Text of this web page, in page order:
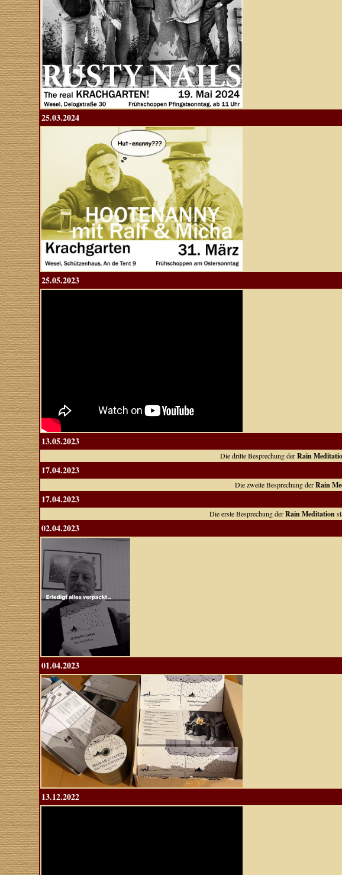
25.03.2024
25.05.2023
13.05.2023
Die dritte Besprechung derRain
17.04.2023
Die zweite Besprechung derRain
17.04.2023
Die erste Besprechung derRain Meditation
02.04.2023
01.04.2023
13.12.2022